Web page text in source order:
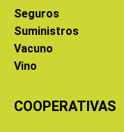
Seguros
Suministros
Vacuno
Vino
COOPERATIVAS